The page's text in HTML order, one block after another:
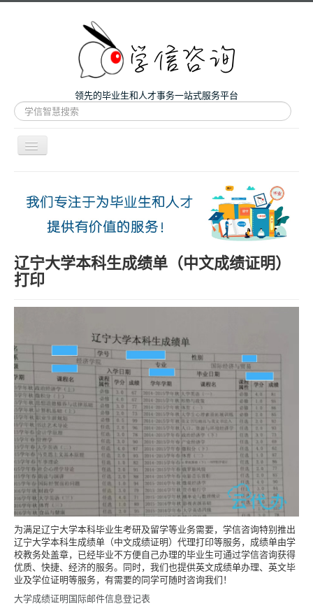
领先的毕业生和人才事务一站式服务平台
站
内
搜
导
航
微咨询
人才服务
留学和考研
案例
辽宁大学本科生成绩单（中文成绩证明）
打印
为满足辽宁大学本科毕业生考研及留学等业务需要，学信咨询特别推出
辽宁大学本科生成绩单（中文成绩证明）代理打印等服务，成绩单由学
校教务处盖章，已经毕业不方便自己办理的毕业生可通过学信咨询获得
优质、快捷、经济的服务。同时，我们也提供英文成绩单办理、英文毕
业及学位证明等服务，有需要的同学可随时咨询我们！
大学成绩证明国际邮件信息登记表